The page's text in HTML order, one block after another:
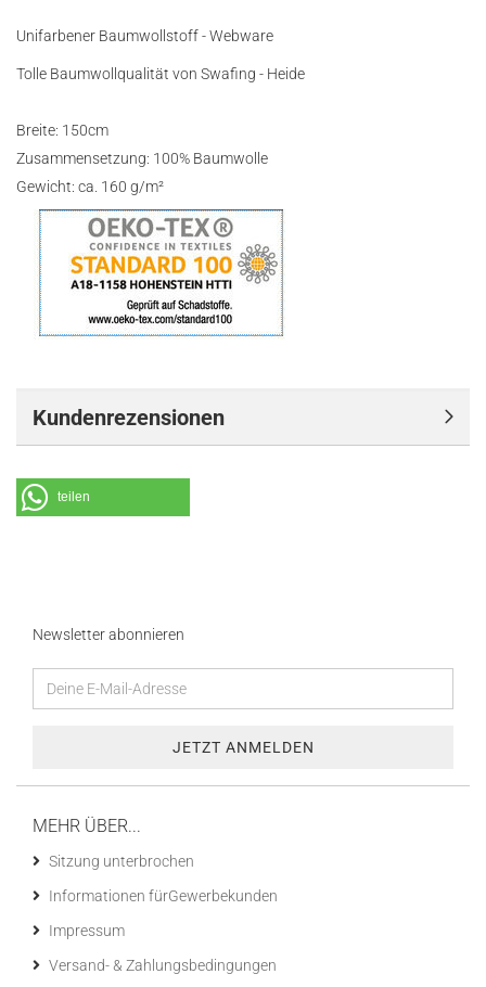
Unifarbener Baumwollstoff - Webware
Tolle Baumwollqualität von Swafing - Heide
Breite: 150cm
Zusammensetzung: 100% Baumwolle
Gewicht: ca. 160 g/m²
Kundenrezensionen
teilen
Newsletter abonnieren
MEHR ÜBER...
Sitzung unterbrochen
Informationen fürGewerbekunden
Impressum
Versand- & Zahlungsbedingungen